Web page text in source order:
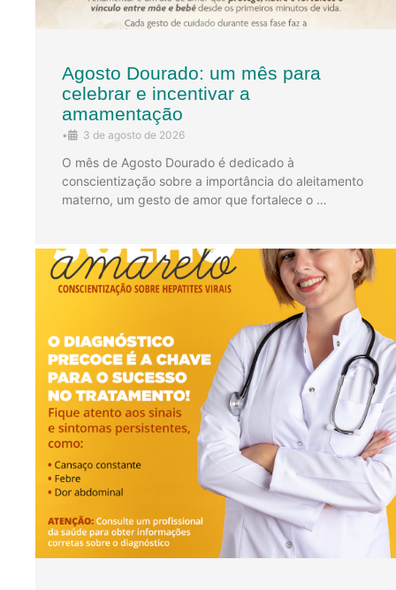
Agosto Dourado: um mês para
celebrar e incentivar a
amamentação
• 3 de agosto de 2026
O mês de Agosto Dourado é dedicado à
conscientização sobre a importância do aleitamento
materno, um gesto de amor que fortalece o …